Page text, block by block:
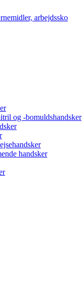
og -bomuldshandsker
handsker